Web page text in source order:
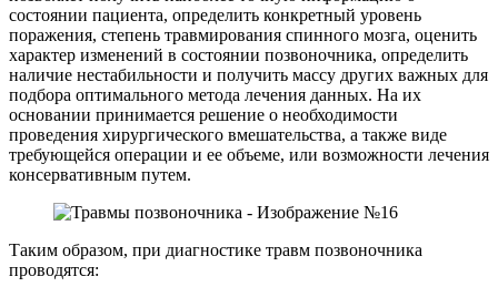
состоянии пациента, определить конкретный уровень
поражения, степень травмирования спинного мозга, оценить
характер изменений в состоянии позвоночника, определить
наличие нестабильности и получить массу других важных для
подбора оптимального метода лечения данных. На их
основании принимается решение о необходимости
проведения хирургического вмешательства, а также виде
требующейся операции и ее объеме, или возможности лечения
консервативным путем.
Таким образом, при диагностике травм позвоночника
проводятся: